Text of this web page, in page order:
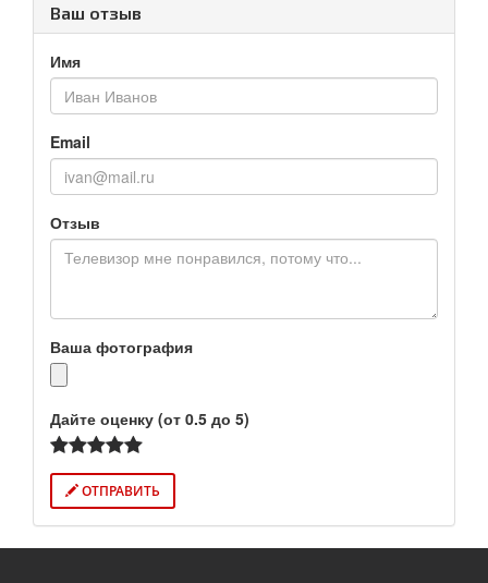
Ваш отзыв
Имя
Email
Отзыв
Ваша фотография
Дайте оценку (от 0.5 до 5)
ОТПРАВИТЬ